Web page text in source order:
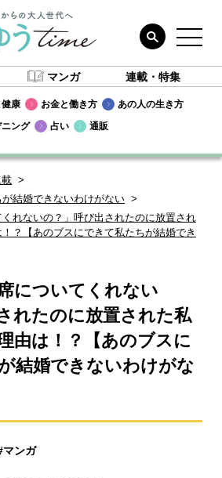
マンガ 連載・特集
康 お金と働き方
あの人の生き方
ング 占い 通販
結婚できないわけがない
くれないの？」呼び出されたのに放置され
？【あのブスにできて私たちが結婚でき
についてくれない
れたのに放置された私
由は！？【あのブスに
結婚できないわけがな
マンガ